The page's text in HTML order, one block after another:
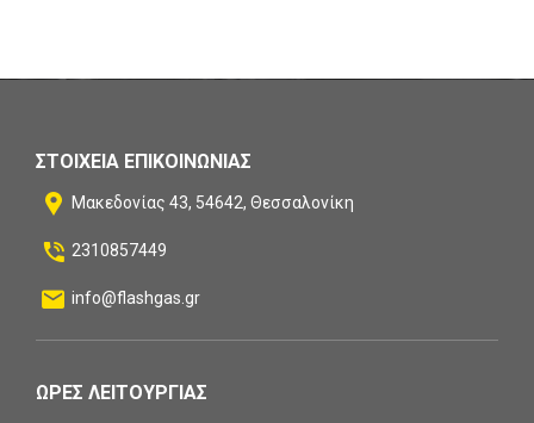
ΣΤΟΙΧΕΊΑ ΕΠΙΚΟΙΝΩΝΊΑΣ
Μακεδονίας 43, 54642, Θεσσαλονίκη
2310857449
info@flashgas.gr
ΏΡΕΣ ΛΕΙΤΟΥΡΓΊΑΣ